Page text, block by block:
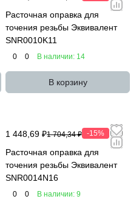
Расточная оправка для
точения резьбы Эквивалент
SNR0010K11
0 0 В наличии: 14
В корзину
1 448,69 ₽1 704,34 ₽ -15%
Расточная оправка для
точения резьбы Эквивалент
SNR0014N16
0 0 В наличии: 9